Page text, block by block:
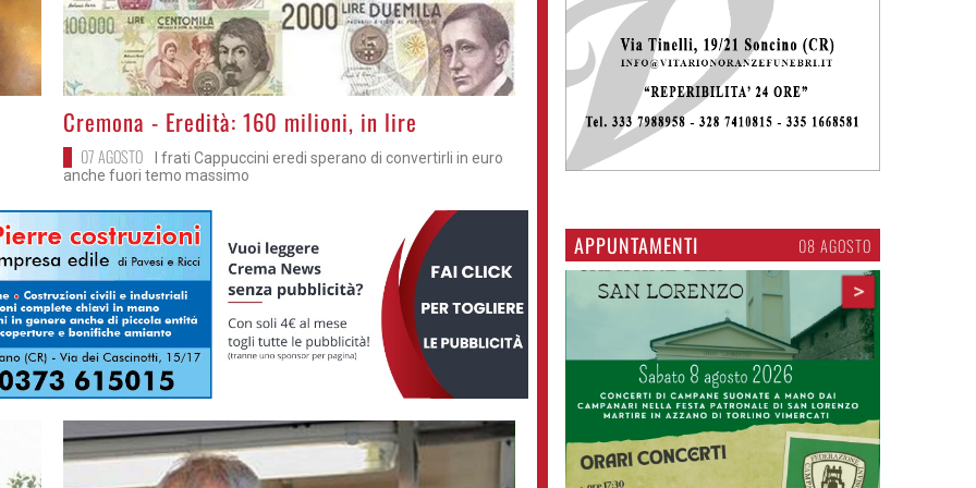
>
Cremona - Eredità: 160 milioni, in lire
07 AGOSTO
I frati Cappuccini eredi sperano di convertirli in euro
anche fuori temo massimo
APPUNTAMENTI 06 AGOSTO
>